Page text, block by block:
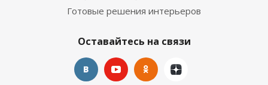
Готовые решения интерьеров
Оставайтесь на связи